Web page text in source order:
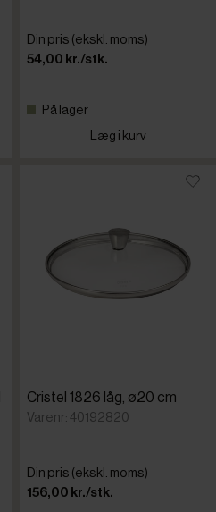
Din pris (ekskl. moms)
54,00 kr./stk.
På lager
Læg i kurv
Cristel 1826 låg, ø20 cm
Varenr: 40192820
Din pris (ekskl. moms)
156,00 kr./stk.